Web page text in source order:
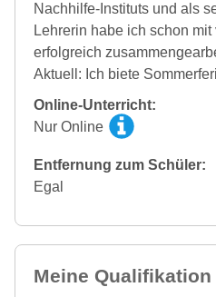
Nachhilfe-Instituts und als
Lehrerin habe ich schon
erfolgreich
Aktuell: Ich biete
Online-Unterricht:
Nur Online
Entfernung zum Schüler:
Egal
Meine Qualifikation